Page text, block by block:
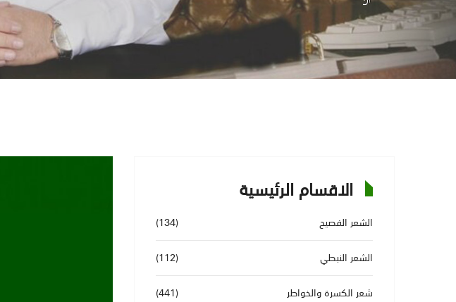
الاقسام الرئيسية
الشعر الفصيح
(134)
الشعر النبطي
(112)
شعر الكسرة والخواطر
(441)